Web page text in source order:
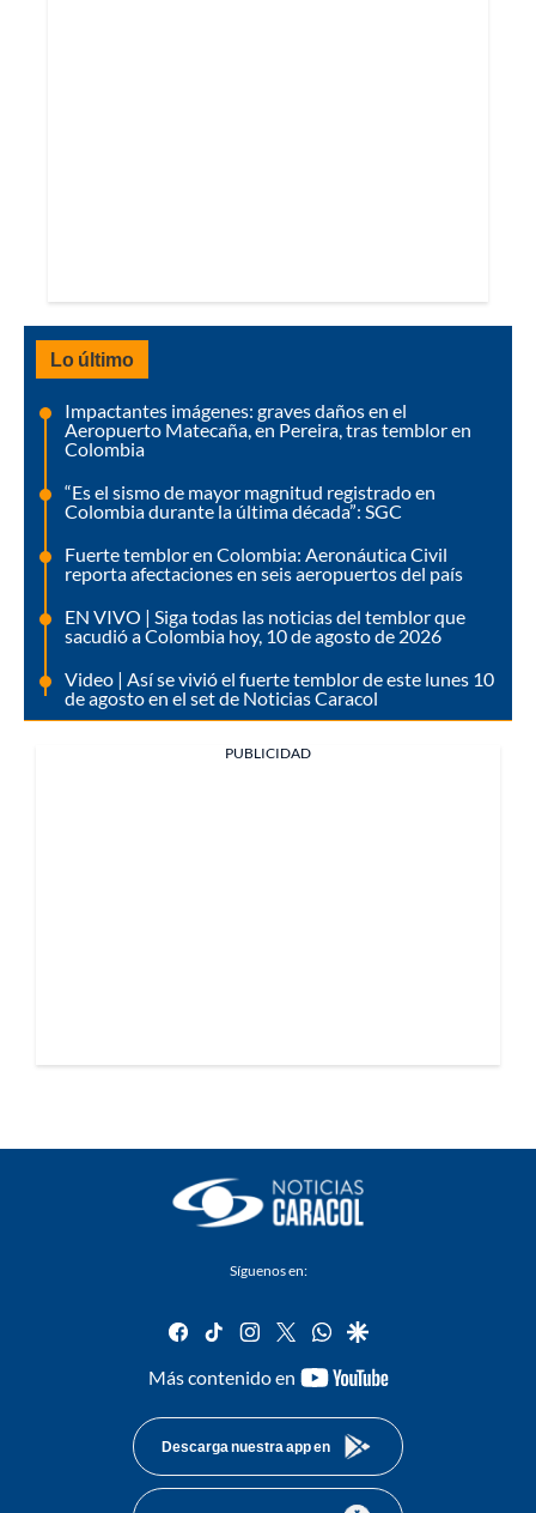
Lo último
Impactantes imágenes: graves daños en el
Aeropuerto Matecaña, en Pereira, tras temblor en
Colombia
“Es el sismo de mayor magnitud registrado en
Colombia durante la última década”: SGC
Fuerte temblor en Colombia: Aeronáutica Civil
reporta afectaciones en seis aeropuertos del país
EN VIVO | Siga todas las noticias del temblor que
sacudió a Colombia hoy, 10 de agosto de 2026
Video | Así se vivió el fuerte temblor de este lunes 10
de agosto en el set de Noticias Caracol
PUBLICIDAD
Síguenos en:
facebook
tiktok instagram
twitterwhatsapp
google
Más contenido en
youtube-
Descarga nuestra app en